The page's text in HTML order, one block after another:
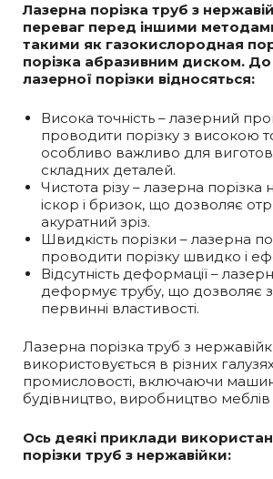
Лазерна порізка труб з
переваг перед іншими
такими як газокислородная
порізка абразивним диском. До
лазерної порізки відносяться:
Висока точність – лазерний
проводити порізку з високою
особливо важливо для
складних деталей.
Чистота різу – лазерна
іскор і бризок, що дозволяє
акуратний зріз.
Швидкість порізки – лазерна
проводити порізку швидко і
Відсутність деформації –
деформує трубу, що дозволяє
первинні властивості.
Лазерна порізка труб з
використовується в різних
промисловості, включаючи
будівництво, виробництво меблів
Ось деякі приклади
порізки труб з нержавійки: